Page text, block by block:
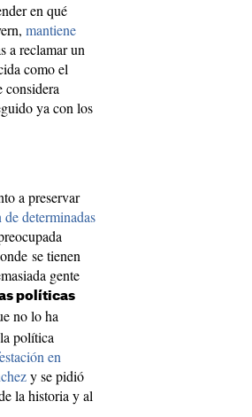
en qué
mantiene
a reclamar un
como el
considera
ya con los
a preservar
determinadas
se tienen
gente
políticas
no lo ha
política
en
y se pidió
la historia y al